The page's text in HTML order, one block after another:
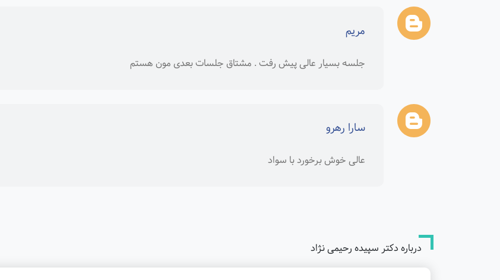
مریم
جلسه بسیار عالی پیش رفت . مشتاق جلسات بعدی مون هستم
سارا رهرو
عالی خوش برخورد با سواد
درباره دکتر سپیده رحیمی نژاد